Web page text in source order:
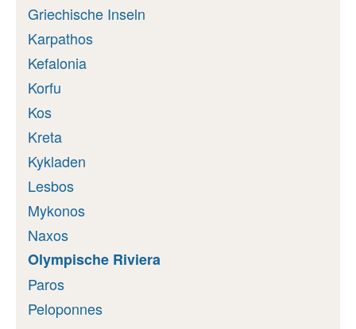
Griechische Inseln
Karpathos
Kefalonia
Korfu
Kos
Kreta
Kykladen
Lesbos
Mykonos
Naxos
Olympische Riviera
Paros
Peloponnes